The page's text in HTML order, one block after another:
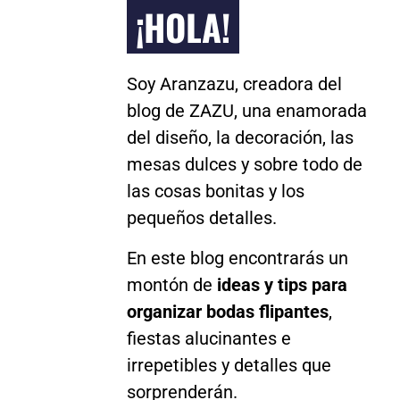
¡HOLA!
Soy Aranzazu, creadora del
blog de ZAZU, una enamorada
del diseño, la decoración, las
mesas dulces y sobre todo de
las cosas bonitas y los
pequeños detalles.
En este blog encontrarás un
montón de ideas y tips para
organizar bodas flipantes,
fiestas alucinantes e
irrepetibles y detalles que
sorprenderán.